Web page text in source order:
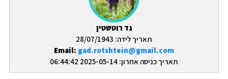
גד רוטשטין
תאריך לידה: 28/07/1943
Email: gad.rotshtein@gmail.com
תאריך כניסה אחרון: 2025-05-14 06:44:42